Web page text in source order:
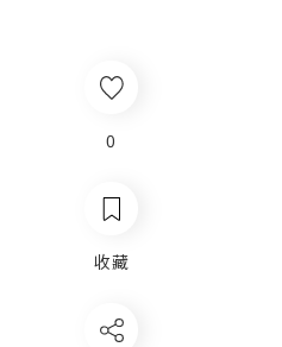
0
收藏